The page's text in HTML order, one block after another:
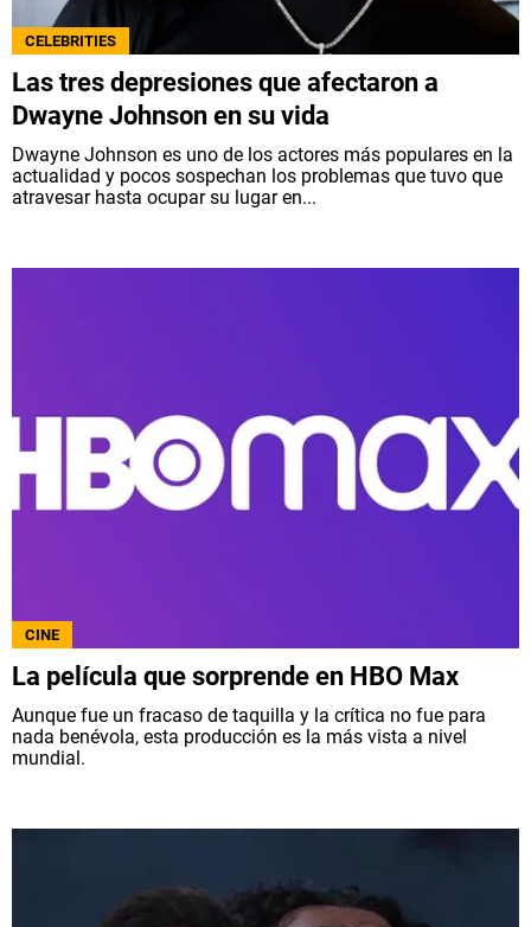
CELEBRITIES
Las tres depresiones que afectaron a
Dwayne Johnson en su vida
Dwayne Johnson es uno de los actores más populares en la
actualidad y pocos sospechan los problemas que tuvo que
atravesar hasta ocupar su lugar en...
CINE
La película que sorprende en HBO Max
Aunque fue un fracaso de taquilla y la crítica no fue para
nada benévola, esta producción es la más vista a nivel
mundial.